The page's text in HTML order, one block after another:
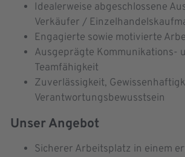
Idealerweise abgeschlossene
Verkäufer /
Engagierte sowie motivierte
Ausgeprägte Kommunikations-
Teamfähigkeit
Zuverlässigkeit,
Verantwortungsbewusstsein
Unser Angebot
Sicherer Arbeitsplatz in einem